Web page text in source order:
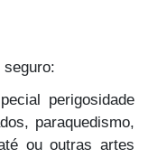
perigosidade
paraquedismo,
ou outras artes